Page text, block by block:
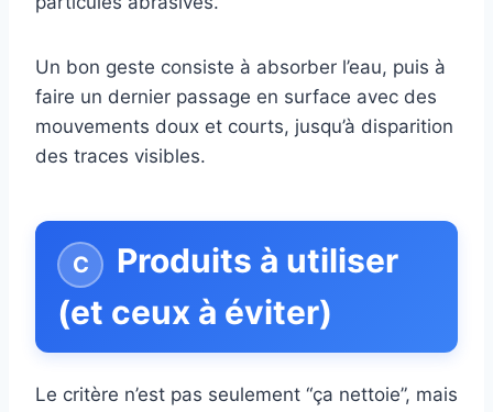
Un bon geste consiste à absorber l’eau, puis à
faire un dernier passage en surface avec des
mouvements doux et courts, jusqu’à disparition
des traces visibles.
Produits à utiliser
(et ceux à éviter)
Le critère n’est pas seulement “ça nettoie”, mais